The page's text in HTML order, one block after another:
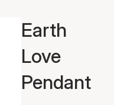
Earth
Love
Pendant